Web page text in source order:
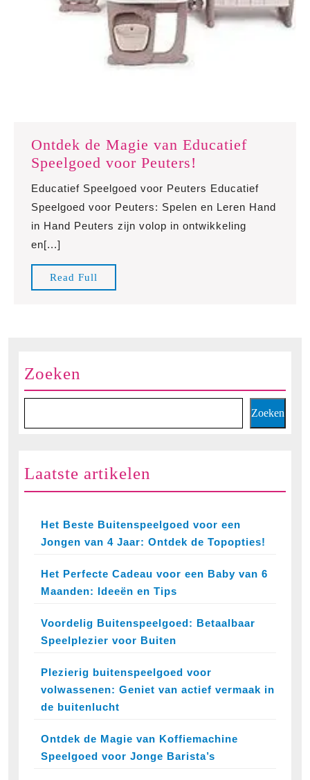
Ontdek de Magie van Educatief
Speelgoed voor Peuters!
de
van
Educatief
Educatief Speelgoed voor Peuters Educatief
Speelgoed voor Peuters: Spelen en Leren Hand
in Hand Peuters zijn volop in ontwikkeling
en[...]
Read Full
Full
Zoeken
Zoeken
Laatste artikelen
Het Beste Buitenspeelgoed voor een
Jongen van 4 Jaar: Ontdek de Topopties!
Het Perfecte Cadeau voor een Baby van 6
Maanden: Ideeën en Tips
Voordelig Buitenspeelgoed: Betaalbaar
Speelplezier voor Buiten
Plezierig buitenspeelgoed voor
volwassenen: Geniet van actief vermaak in
de buitenlucht
Ontdek de Magie van Koffiemachine
Speelgoed voor Jonge Barista’s